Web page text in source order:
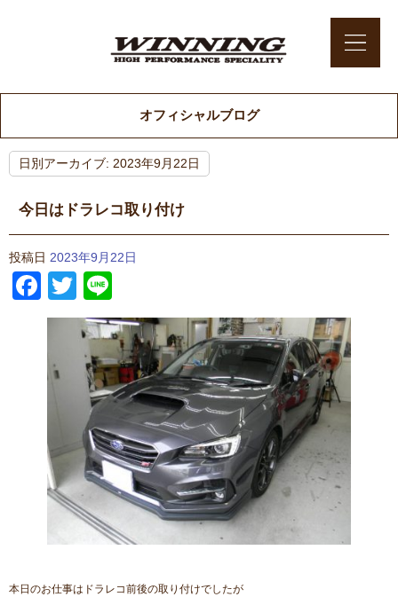
オフィシャルブログ
日別アーカイブ: 2023年9月22日
今日はドラレコ取り付け
投稿日 2023年9月22日
Facebook
Twitter
本日のお仕事はドラレコ前後の取り付けでしたが